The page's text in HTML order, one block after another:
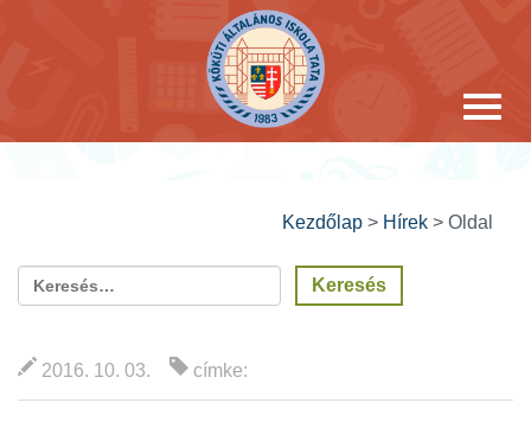
Kezdőlap > Hírek > Oldal
2016. 10. 03. címke: